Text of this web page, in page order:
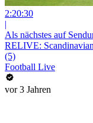
2:20:30
Als nächstes auf
RELIVE:
(5)
Football Live
vor 3 Jahren